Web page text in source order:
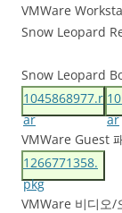
VMWare
Snow Leopard
Snow Leopard
1045868977.r
ar
ar
VMWare Guest
1266771358.
pkg
VMWare 비디오/